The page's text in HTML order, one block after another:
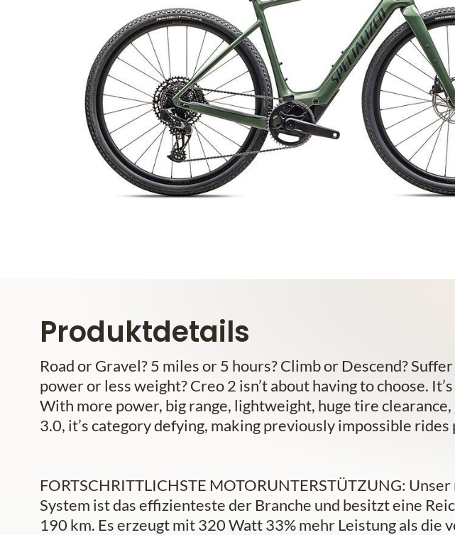
Produktdetails
Road or Gravel? 5 miles or 5 hours? Climb or Descend?
power or less weight? Creo 2 isn’t about having to choose.
With more power, big range, lightweight, huge tire clearance,
3.0, it’s category defying, making previously impossible rides
FORTSCHRITTLICHSTE MOTORUNTERSTÜTZUNG: Unser
System ist das effizienteste der Branche und besitzt eine
190 km. Es erzeugt mit 320 Watt 33% mehr Leistung als die